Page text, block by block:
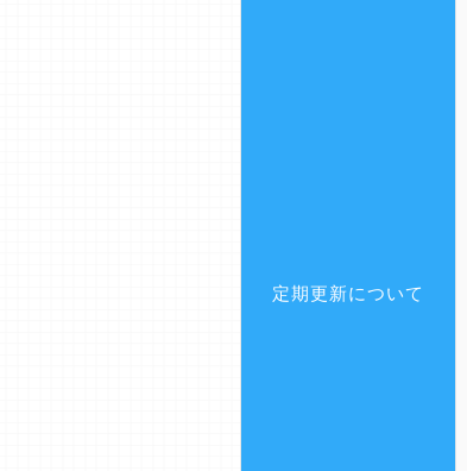
定期更新について